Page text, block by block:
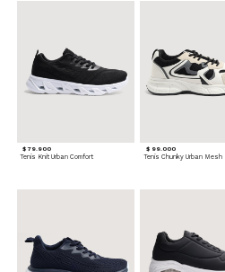
$ 79.900
Tenis Knit Urban Comfort
$ 99.000
Tenis Chunky Urban Mesh